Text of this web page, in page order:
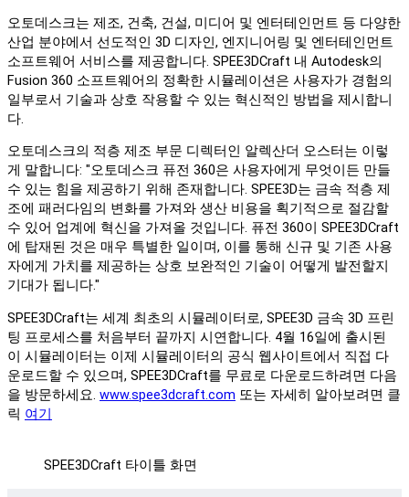
오토데스크는 제조, 건축, 건설, 미디어 및 엔터테인먼트 등 다양한
산업 분야에서 선도적인 3D 디자인, 엔지니어링 및 엔터테인먼트
소프트웨어 서비스를 제공합니다. SPEE3DCraft 내 Autodesk의
Fusion 360 소프트웨어의 정확한 시뮬레이션은 사용자가 경험의
일부로서 기술과 상호 작용할 수 있는 혁신적인 방법을 제시합니
다.
오토데스크의 적층 제조 부문 디렉터인 알렉산더 오스터는 이렇
게 말합니다: "오토데스크 퓨전 360은 사용자에게 무엇이든 만들
수 있는 힘을 제공하기 위해 존재합니다. SPEE3D는 금속 적층 제
조에 패러다임의 변화를 가져와 생산 비용을 획기적으로 절감할
수 있어 업계에 혁신을 가져올 것입니다. 퓨전 360이 SPEE3DCraft
에 탑재된 것은 매우 특별한 일이며, 이를 통해 신규 및 기존 사용
자에게 가치를 제공하는 상호 보완적인 기술이 어떻게 발전할지
기대가 됩니다."
SPEE3DCraft는 세계 최초의 시뮬레이터로, SPEE3D 금속 3D 프린
팅 프로세스를 처음부터 끝까지 시연합니다. 4월 16일에 출시된
이 시뮬레이터는 이제 시뮬레이터의 공식 웹사이트에서 직접 다
운로드할 수 있으며, SPEE3DCraft를 무료로 다운로드하려면 다음
을 방문하세요. www.spee3dcraft.com 또는 자세히 알아보려면 클
릭 여기
SPEE3DCraft 타이틀 화면